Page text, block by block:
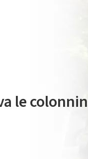
elettrica è gestito
le